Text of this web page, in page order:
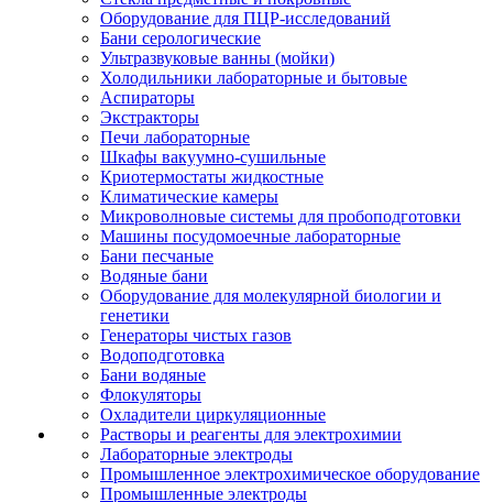
Оборудование для ПЦР-исследований
Бани серологические
Ультразвуковые ванны (мойки)
Холодильники лабораторные и бытовые
Аспираторы
Экстракторы
Печи лабораторные
Шкафы вакуумно-сушильные
Криотермостаты жидкостные
Климатические камеры
Микроволновые системы для пробоподготовки
Машины посудомоечные лабораторные
Бани песчаные
Водяные бани
Оборудование для молекулярной биологии и
генетики
Генераторы чистых газов
Водоподготовка
Бани водяные
Флокуляторы
Охладители циркуляционные
Растворы и реагенты для электрохимии
Лабораторные электроды
Промышленное электрохимическое оборудование
Промышленные электроды